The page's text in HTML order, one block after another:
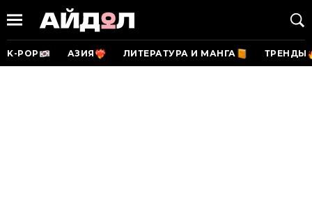
K-POP АЗИЯ ЛИТЕРАТУРА И МАНГА ТРЕНДЫ